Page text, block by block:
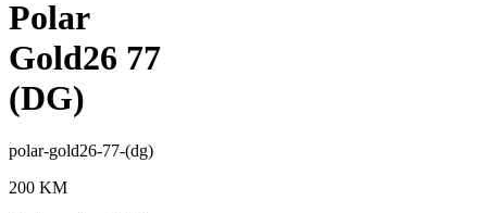
Polar
Gold26 77
(DG)
polar-gold26-77-(dg)
200 KM